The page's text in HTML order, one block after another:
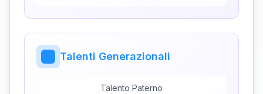
Talenti Generazionali
Talento Paterno